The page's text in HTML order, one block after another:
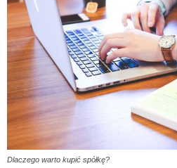
Dlaczego warto kupić spółkę?